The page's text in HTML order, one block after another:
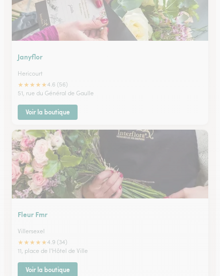
Janyflor
Hericourt
★★★★★4.6 (56)
51, rue du Général de Gaulle
Voir la boutique
Fleur Fmr
Villersexel
★★★★★4.9 (34)
11, place de l'Hôtel de Ville
Voir la boutique